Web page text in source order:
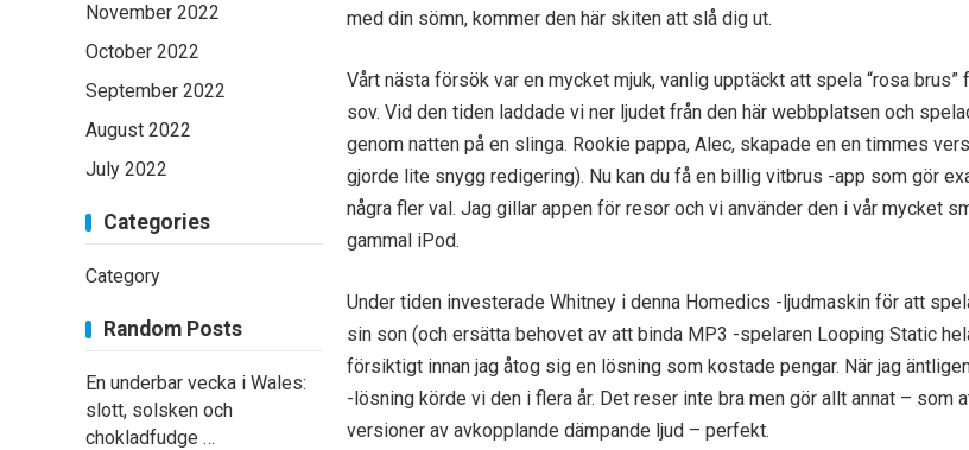
med din sömn, kommer den här skiten att slå dig ut.
Vårt nästa försök var en mycket mjuk, vanlig upptäckt att spela “rosa brus”
sov. Vid den tiden laddade vi ner ljudet från den här webbplatsen och
genom natten på en slinga. Rookie pappa, Alec, skapade en en timmes
gjorde lite snygg redigering). Nu kan du få en billig vitbrus -app som gör
några fler val. Jag gillar appen för resor och vi använder den i vår mycket
gammal iPod.
Under tiden investerade Whitney i denna Homedics -ljudmaskin för att
sin son (och ersätta behovet av att binda MP3 -spelaren Looping Static
försiktigt innan jag åtog sig en lösning som kostade pengar. När jag
-lösning körde vi den i flera år. Det reser inte bra men gör allt annat – som
versioner av avkopplande dämpande ljud – perfekt.
November 2022
October 2022
September 2022
August 2022
July 2022
Categories
Category
Random Posts
En underbar vecka i Wales:
slott, solsken och
chokladfudge …